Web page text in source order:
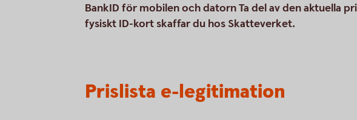
BankID för mobilen och datorn Ta del av den aktuella
fysiskt ID-kort skaffar du hos Skatteverket.
Prislista e-legitimation